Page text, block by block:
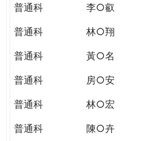
普通科
李○叡
普通科
林○翔
普通科
黃○名
普通科
房○安
普通科
林○宏
普通科
陳○卉